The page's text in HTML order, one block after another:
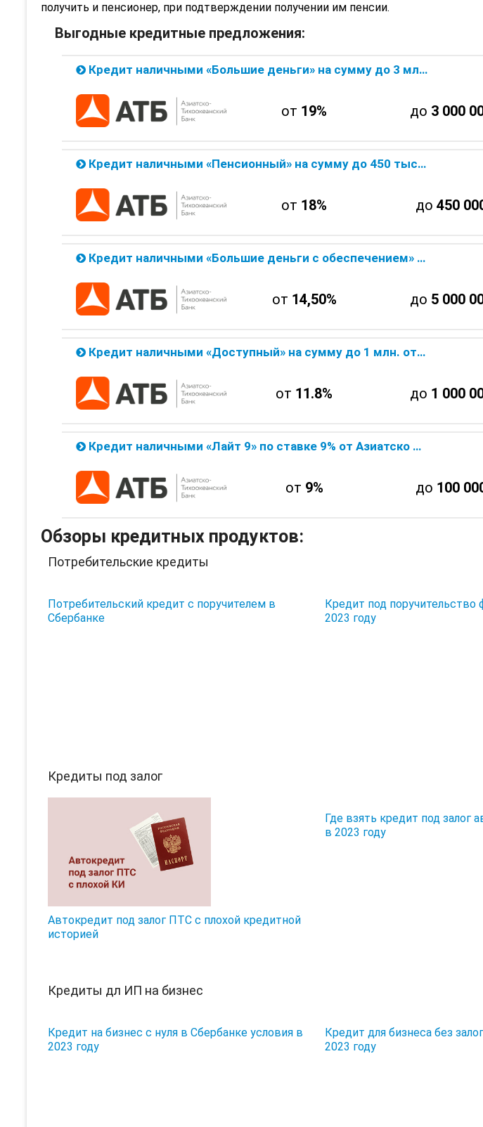
получить и пенсионер, при подтверждении получении им пенсии.
Выгодные кредитные предложения:
Кредит наличными «Большие деньги» на сумму до 3 млн. от Азиатско Технического Банка — онлайн заявка
от 19% до 3 000
Кредит наличными «Пенсионный» на сумму до 450 тыс. от Азиатско Технического Банка — онлайн заявка
от 18% до 450
Кредит наличными «Большие деньги с обеспечением» на сумму до 5 млн. от Азиатско Технического Банка — онлайн заявка
от 14,50% до 5 000
Кредит наличными «Доступный» на сумму до 1 млн. от Азиатско Технического Банка — онлайн заявка
от 11.8% до 1 000
Кредит наличными «Лайт 9» по ставке 9% от Азиатско Технического Банка — онлайн заявка
от 9% до 100
Обзоры кредитных продуктов:
Потребительские кредиты
Потребительский кредит с поручителем в
Сбербанке
Кредит под поручительство
2023 году
Кредиты под залог
Автокредит под залог ПТС с плохой кредитной
историей
Где взять кредит под залог
в 2023 году
Кредиты дл ИП на бизнес
Кредит на бизнес с нуля в Сбербанке условия в
2023 году
Кредит для бизнеса без
2023 году